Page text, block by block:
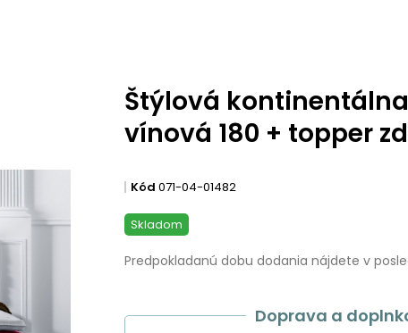
Štýlová
vínová 180 + topper
Kód 071-04-01482
Skladom
Predpokladanú dobu dodania nájdete v
Doprava a